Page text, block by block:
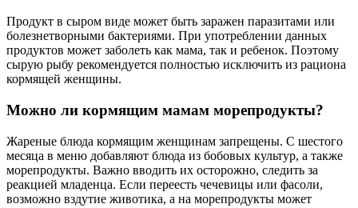
Продукт в сыром виде может быть заражен паразитами или
болезнетворными бактериями. При употреблении данных
продуктов может заболеть как мама, так и ребенок. Поэтому
сырую рыбу рекомендуется полностью исключить из рациона
кормящей женщины.
Можно ли кормящим мамам морепродукты?
Жареные блюда кормящим женщинам запрещены. С шестого
месяца в меню добавляют блюда из бобовых культур, а также
морепродукты. Важно вводить их осторожно, следить за
реакцией младенца. Если переесть чечевицы или фасоли,
возможно вздутие животика, а на морепродукты может